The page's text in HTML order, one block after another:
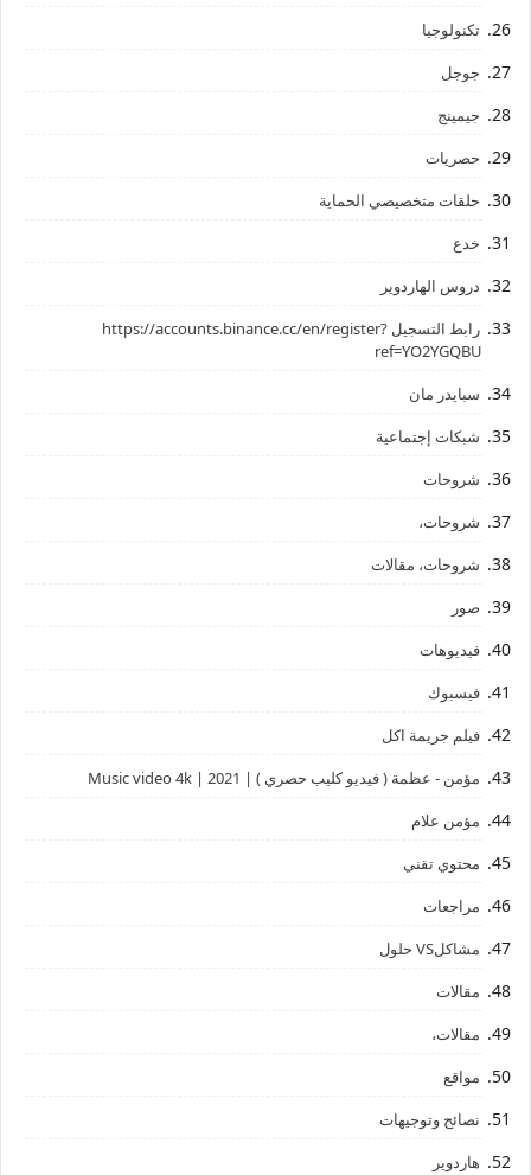
تكنولوجيا
جوجل
جيمينج
حصريات
حلقات متخصيصي الحماية
خدع
دروس الهاردوير
رابط ‏التسجيل ‏https://accounts.binance.cc/en/register?
ref=YO2YGQBU ‏
سبايدر مان
شبكات إجتماعية
شروحات
شروحات،
شروحات، مقالات
صور
فيديوهات
فيسبوك
فيلم جريمة اكل
مؤمن - عظمة ( فيديو كليب حصري ) | 2021 | Music video 4k
مؤمن علام
محتوي تقني
مراجعات
مشاكلVS حلول
مقالات
مقالات،
مواقع
نصائح وتوجيهات
هاردوير